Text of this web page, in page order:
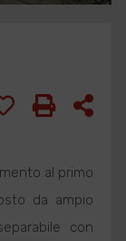
al primo
da ampio
con